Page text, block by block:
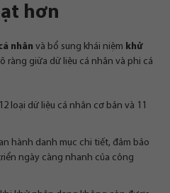
hơn
nhân và bổ sung khái niệm khử
ràng giữa dữ liệu cá nhân và phi cá
loại dữ liệu cá nhân cơ bản và 11
hành danh mục chi tiết, đảm bảo
ngày càng nhanh của công